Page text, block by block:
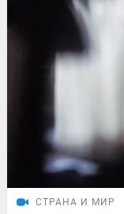
СТРАНА И МИР